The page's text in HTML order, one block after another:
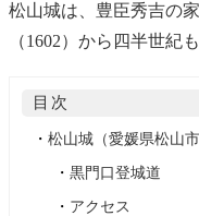
松山城は、豊臣秀吉の
（1602）から四半世紀
目次
・ 松山城（愛媛県松山市
・ 黒門口登城道
・ アクセス